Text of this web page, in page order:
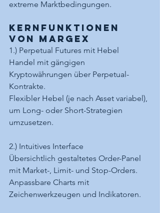
extreme Marktbedingungen.
Kernfunktionen
von Margex
1.) Perpetual Futures mit Hebel
Handel mit gängigen
Kryptowährungen über Perpetual-
Kontrakte.
Flexibler Hebel (je nach Asset variabel),
um Long- oder Short-Strategien
umzusetzen.
2.) Intuitives Interface
Übersichtlich gestaltetes Order-Panel
mit Market-, Limit- und Stop-Orders.
Anpassbare Charts mit
Zeichenwerkzeugen und Indikatoren.